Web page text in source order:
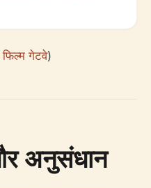
फिल्म गेटवे)
अनुसंधान